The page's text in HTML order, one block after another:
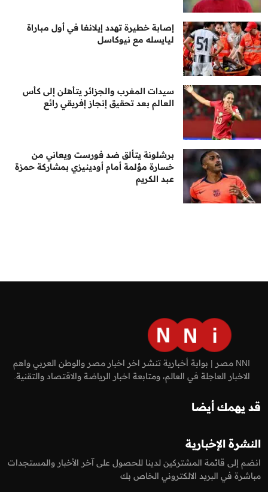
إصابة خطيرة تهدد إيلانغا في أول مباراة
ليايسله مع نيوكاسل
سيدات المغرب والجزائر يتأهلن إلى كأس
العالم بعد تحقيق إنجاز إفريقي رائع
برشلونة يتألق ضد فورست ويعاني من
خسارة مؤلمة أمام أودينيزي بمشاركة حمزة
عبد الكريم
NNI مصر | بوابة أخبارية تنشر اخر اخبار مصر والوطن العربي واهم
الاخبار العاجلة في العالم، ومتابعة اخبار الرياضة والاقتصاد والتقنية.
قد يهمك أيضا
النشرة الإخبارية
انضم إلى قائمة المشتركين لدينا للحصول على آخر الأخبار والمستجدات
مباشرة في البريد الالكتروني الخاص بك